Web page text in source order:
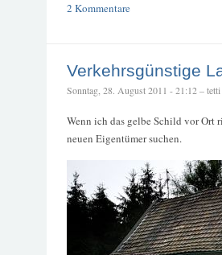
2 Kommentare
Verkehrsgünstige
Sonntag, 28. August 2011 - 21:12 – tetti
Wenn ich das gelbe Schild vor Ort
neuen Eigentümer suchen.